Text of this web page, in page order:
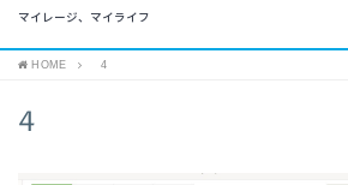
マイレージ、マイライフ
HOME 4
4